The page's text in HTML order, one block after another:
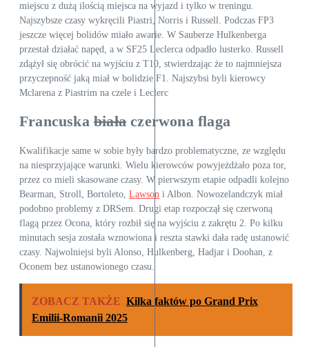
miejscu z dużą ilością miejsca na wyjazd i tylko w treningu.
Najszybsze czasy wykręcili Piastri, Norris i Russell. Podczas FP3
jeszcze więcej bolidów miało awarie. W Sauberze Hulkenberga
przestał działać napęd, a w SF25 Leclerca odpadło lusterko. Russell
zdążył się obrócić na wyjściu z T10, stwierdzając że to najmniejsza
przyczepność jaką miał w bolidzie F1. Najszybsi byli kierowcy
Mclarena z Piastrim na czele i Leclerc
Francuska biała czerwona flaga
Kwalifikacje same w sobie były bardzo problematyczne, ze względu
na niesprzyjające warunki. Wielu kierowców powyjeżdżało poza tor,
przez co mieli skasowane czasy. W pierwszym etapie odpadli kolejno
Bearman, Stroll, Bortoleto, Lawson i Albon. Nowozelandczyk miał
podobno problemy z DRSem. Drugi etap rozpoczął się czerwoną
flagą przez Ocona, który rozbił się na wyjściu z zakrętu 2. Po kilku
minutach sesja została wznowiona i reszta stawki dała radę ustanowić
czasy. Najwolniejsi byli Alonso, Hulkenberg, Hadjar i Doohan, z
Oconem bez ustanowionego czasu.
ZOBACZ TAKŻE Kilka faktów po Grand Prix
Emilii-Romanii 2025